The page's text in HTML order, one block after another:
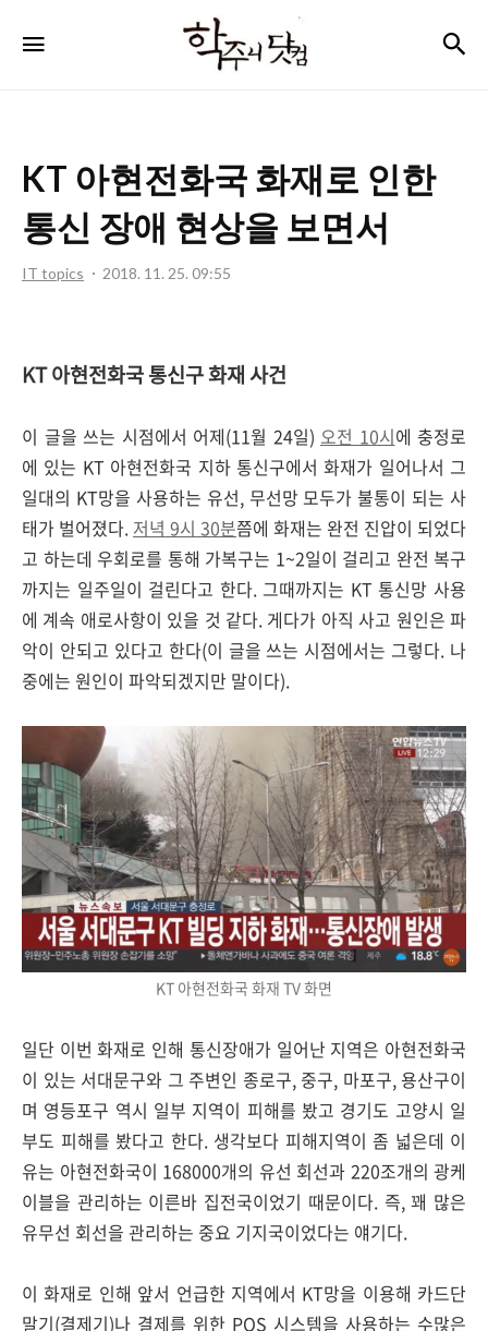
주
컴
KT 아현전화국 화재로 인한
통신 장애 현상을 보면서
IT topics 2018. 11. 25. 09:55
KT 아현전화국 통신구 화재 사건
이 글을 쓰는 시점에서 어제(11월 24일) 오전 10시에 충정로
에 있는 KT 아현전화국 지하 통신구에서 화재가 일어나서 그
일대의 KT망을 사용하는 유선, 무선망 모두가 불통이 되는 사
태가 벌어졌다. 저녁 9시 30분쯤에 화재는 완전 진압이 되었다
고 하는데 우회로를 통해 가복구는 1~2일이 걸리고 완전 복구
까지는 일주일이 걸린다고 한다. 그때까지는 KT 통신망 사용
에 계속 애로사항이 있을 것 같다. 게다가 아직 사고 원인은 파
악이 안되고 있다고 한다(이 글을 쓰는 시점에서는 그렇다. 나
중에는 원인이 파악되겠지만 말이다).
KT 아현전화국 화재 TV 화면
일단 이번 화재로 인해 통신장애가 일어난 지역은 아현전화국
이 있는 서대문구와 그 주변인 종로구, 중구, 마포구, 용산구이
며 영등포구 역시 일부 지역이 피해를 봤고 경기도 고양시 일
부도 피해를 봤다고 한다. 생각보다 피해지역이 좀 넓은데 이
유는 아현전화국이 168000개의 유선 회선과 220조개의 광케
이블을 관리하는 이른바 집전국이었기 때문이다. 즉, 꽤 많은
유무선 회선을 관리하는 중요 기지국이었다는 얘기다.
이 화재로 인해 앞서 언급한 지역에서 KT망을 이용해 카드단
말기(결제기)나 결제를 위한 POS 시스템을 사용하는 수많은